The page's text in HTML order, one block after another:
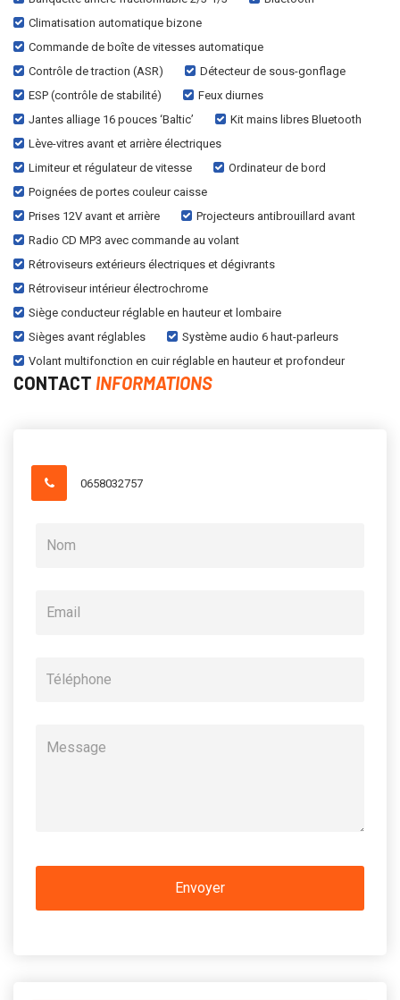
Climatisation automatique bizone
Commande de boîte de vitesses automatique
Contrôle de traction (ASR)
Détecteur de sous-gonflage
ESP (contrôle de stabilité)
Feux diurnes
Jantes alliage 16 pouces ‘Baltic’
Kit mains libres Bluetooth
Lève-vitres avant et arrière électriques
Limiteur et régulateur de vitesse
Ordinateur de bord
Poignées de portes couleur caisse
Prises 12V avant et arrière
Projecteurs antibrouillard avant
Radio CD MP3 avec commande au volant
Rétroviseurs extérieurs électriques et dégivrants
Rétroviseur intérieur électrochrome
Siège conducteur réglable en hauteur et lombaire
Sièges avant réglables
Système audio 6 haut-parleurs
Volant multifonction en cuir réglable en hauteur et profondeur
CONTACT INFORMATIONS
0658032757